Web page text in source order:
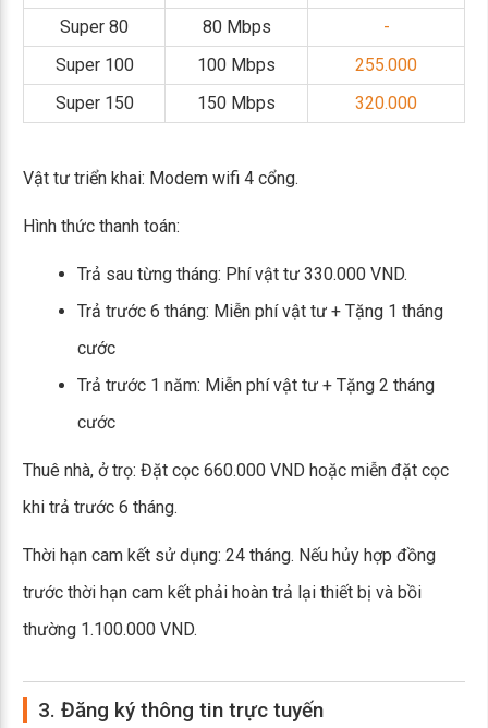
Super 80
80 Mbps
-
Super 100
100 Mbps
255.000
Super 150
150 Mbps 320.000
Vật tư triển khai: Modem wifi 4 cổng.
Hình thức thanh toán:
Trả sau từng tháng: Phí vật tư 330.000 VND.
Trả trước 6 tháng: Miễn phí vật tư + Tặng 1 tháng
cước
Trả trước 1 năm: Miễn phí vật tư + Tặng 2 tháng
cước
Thuê nhà, ở trọ: Đặt cọc 660.000 VND hoặc miễn đặt cọc
khi trả trước 6 tháng.
Thời hạn cam kết sử dụng: 24 tháng. Nếu hủy hợp đồng
trước thời hạn cam kết phải hoàn trả lại thiết bị và bồi
thường 1.100.000 VND.
3. Đăng ký thông tin trực tuyến